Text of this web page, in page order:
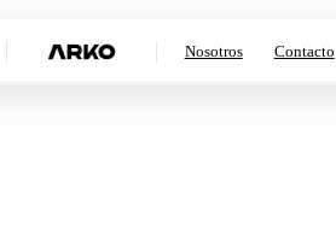
Nosotros Contacto